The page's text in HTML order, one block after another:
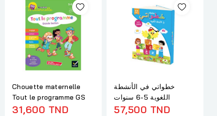
Chouette maternelle
Tout le programme GS
31,600 TND
خطواتي في الأنشطة
اللغوية 5-6 سنوات
57,500 TND